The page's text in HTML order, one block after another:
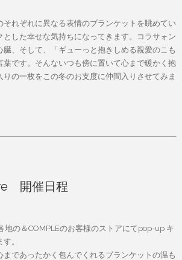
それぞれに異なる表情のブランケットを眺めてい
とした幸せな気持ちになってきます。コラサォン
臓、そして、「ギューっと抱きしめる親愛のこも
葉です。そんないつも傍に置いて心まで暖かく抱
りの一枚をこの冬のお支度に仲間入りさせてみま
開催日程
地の＆COMPLEのお客様のストアにてpop-up キ
。
まであったかく包んでくれるブランケットの温も